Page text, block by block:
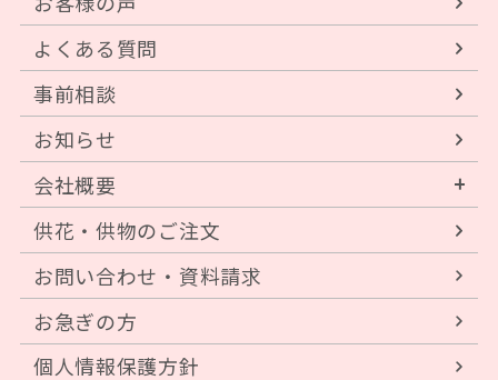
よくある質問
事前相談
お知らせ
会社概要
供花・供物のご注文
お問い合わせ・資料請求
お急ぎの方
個人情報保護方針